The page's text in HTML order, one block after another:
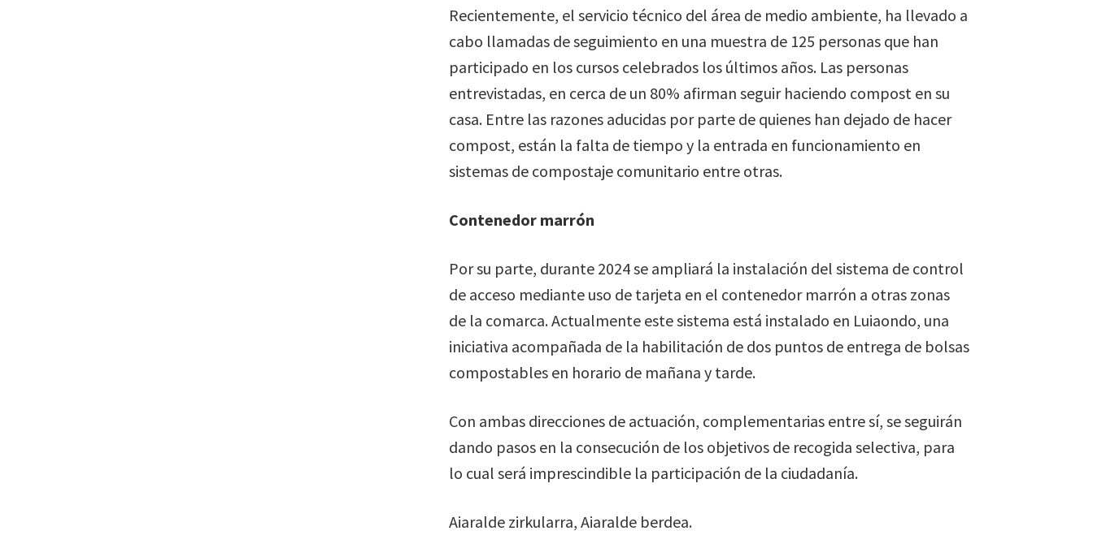
Recientemente, el servicio técnico del área de medio ambiente, ha llevado a
cabo llamadas de seguimiento en una muestra de 125 personas que han
participado en los cursos celebrados los últimos años. Las personas
entrevistadas, en cerca de un 80% afirman seguir haciendo compost en su
casa. Entre las razones aducidas por parte de quienes han dejado de hacer
compost, están la falta de tiempo y la entrada en funcionamiento en
sistemas de compostaje comunitario entre otras.
Contenedor marrón
Por su parte, durante 2024 se ampliará la instalación del sistema de control
de acceso mediante uso de tarjeta en el contenedor marrón a otras zonas
de la comarca. Actualmente este sistema está instalado en Luiaondo, una
iniciativa acompañada de la habilitación de dos puntos de entrega de bolsas
compostables en horario de mañana y tarde.
Con ambas direcciones de actuación, complementarias entre sí, se seguirán
dando pasos en la consecución de los objetivos de recogida selectiva, para
lo cual será imprescindible la participación de la ciudadanía.
Aiaralde zirkularra, Aiaralde berdea.